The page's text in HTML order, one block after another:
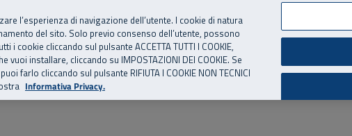
disabilità
news ed eventi Risorse utili Supporto
l’esperienza di navigazione dell’utente. I cookie di natura
del sito. Solo previo consenso dell’utente, possono
cliccando sul pulsante ACCETTA TUTTI I COOKIE,
installare, cliccando su IMPOSTAZIONI DEI COOKIE. Se
farlo cliccando sul pulsante RIFIUTA I COOKIE NON TECNICI
Informativa Privacy.